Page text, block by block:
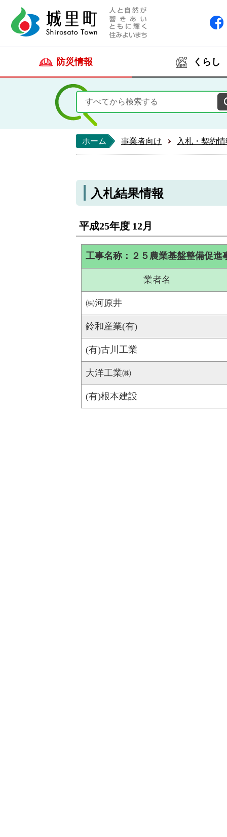
防災情報 くらし
ホーム 事業者向け 入札・契約
入札結果情報
平成25年度 12月
工事名称：２５農業基盤整備促
業者名
㈱河原井
鈴和産業(有)
(有)古川工業
大洋工業㈱
(有)根本建設